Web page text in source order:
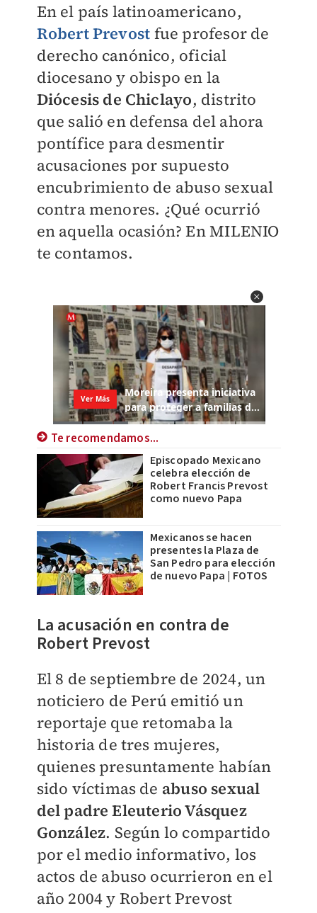
En el país latinoamericano,
Robert Prevost fue profesor de
derecho canónico, oficial
diocesano y obispo en la
Diócesis de Chiclayo, distrito
que salió en defensa del ahora
pontífice para desmentir
acusaciones por supuesto
encubrimiento de abuso sexual
contra menores. ¿Qué ocurrió
en aquella ocasión? EnMILENIO
te contamos.
Te recomendamos...
Episcopado Mexicano
celebra elección de
Robert Francis Prevost
como nuevo Papa
Mexicanos se hacen
presentes la Plaza de
San Pedro para elección
de nuevo Papa | FOTOS
La acusación en contra de
Robert Prevost
El 8 de septiembre de 2024, un
noticiero de Perú emitió un
reportaje que retomaba la
historia de tres mujeres,
quienes presuntamente habían
sido víctimas de abuso sexual
del padre Eleuterio Vásquez
González. Según lo compartido
por el medio informativo, los
actos de abuso ocurrieron en el
año 2004 y Robert Prevost